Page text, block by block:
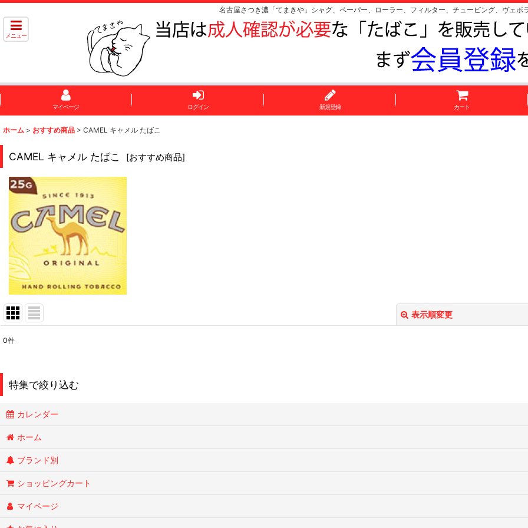
名古屋さつき濃「てまきや」シャグ、ペーパー、ローラー、フィルター、チュービング、ヴェポ
メニュー
マイページ ログイン 新規登録 カート
ホーム > おすすめ商品 > CAMEL キャメル たばこ
CAMEL キャメル たばこ [おすすめ商品]
表示順変更
0件
特集で絞り込む
ESSENZE
カレンダー
ホーム
ブランド別
ショッピングカート
マイページ